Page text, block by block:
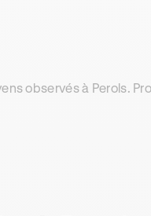
observés à Perols.